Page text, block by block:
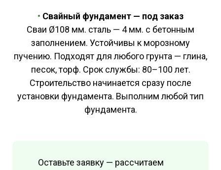
• Свайный фундамент — под заказ
Сваи Ø108 мм. сталь — 4 мм. с бетонным
заполнением. Устойчивы к морозному
пучению. Подходят для любого грунта — глина,
песок, торф. Срок службы: 80–100 лет.
Строительство начинается сразу после
установки фундамента. Выполним любой тип
фундамента.
Оставьте заявку — рассчитаем